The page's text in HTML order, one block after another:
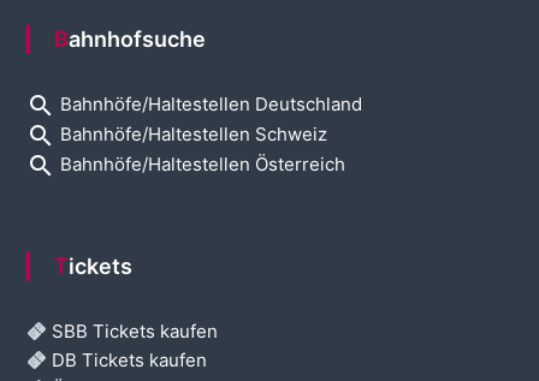
Bahnhofsuche
search Bahnhöfe/Haltestellen Deutschland
search Bahnhöfe/Haltestellen Schweiz
search Bahnhöfe/Haltestellen Österreich
Tickets
SBB Tickets kaufen
DB Tickets kaufen